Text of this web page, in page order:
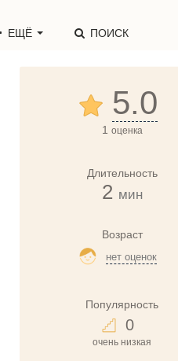
ЕЩЁ ПОИСК
5.0
1 оценка
Длительность
2 мин
Возраст
нет оценок
Популярность
0
очень низкая